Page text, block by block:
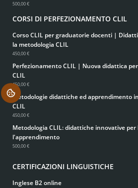
500,00 €
CORSI DI PERFEZIONAMENTO CLIL
Corso CLIL per graduatorie docenti |
la metodologia CLIL
450,00 €
Perfezionamento CLIL | Nuova didattica
CLIL
450,00 €
Metodologie didattiche ed apprendimento
CLIL
450,00 €
Metodologia CLIL: didattiche innovative
l'apprendimento
500,00 €
CERTIFICAZIONI LINGUISTICHE
Inglese B2 online
.